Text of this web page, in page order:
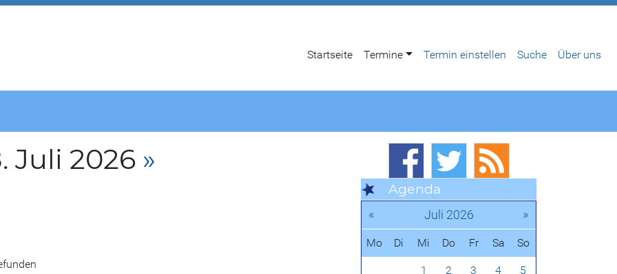
Startseite Termine Termin einstellen Suche Über uns
Juli 2026 »
Agenda
« Juli 2026 »
Mo Di Mi Do Fr Sa So
1 2 3 4 5